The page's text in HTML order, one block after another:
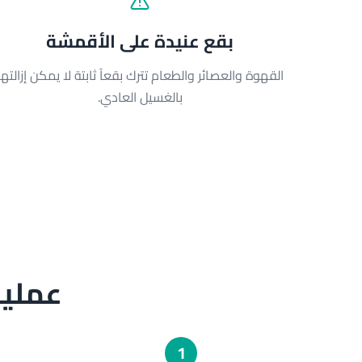
بقع عنيدة على الأقمشة
القهوة والعصائر والطعام تترك بقعاً ثابتة لا يمكن
بالغسيل العادي.
1